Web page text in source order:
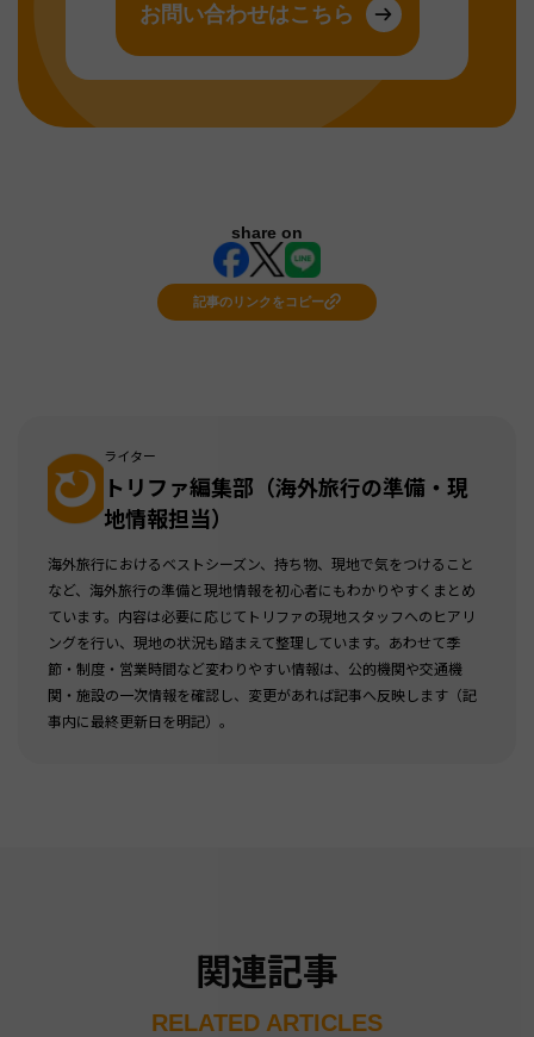
お問い合わせはこちら
share on
記事のリンクをコピー
ライター
トリファ編集部（海外旅行の準備・現
地情報担当）
海外旅行におけるベストシーズン、持ち物、現地で気をつけること
など、海外旅行の準備と現地情報を初心者にもわかりやすくまとめ
ています。内容は必要に応じてトリファの現地スタッフへのヒアリ
ングを行い、現地の状況も踏まえて整理しています。あわせて季
節・制度・営業時間など変わりやすい情報は、公的機関や交通機
関・施設の一次情報を確認し、変更があれば記事へ反映します（記
事内に最終更新日を明記）。
関連記事
RELATED ARTICLES